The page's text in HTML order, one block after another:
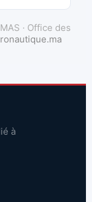
· Office des
à